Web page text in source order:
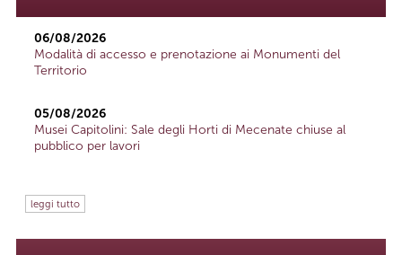
06/08/2026
Modalità di accesso e prenotazione ai Monumenti del
Territorio
05/08/2026
Musei Capitolini: Sale degli Horti di Mecenate chiuse al
pubblico per lavori
leggi tutto